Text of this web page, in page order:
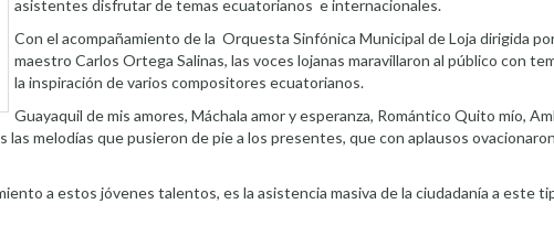
asistentes disfrutar de temas ecuatorianos e internacionales.
Con el acompañamiento de la Orquesta Sinfónica Municipal de Loja dirigida
maestro Carlos Ortega Salinas, las voces lojanas maravillaron al público con
la inspiración de varios compositores ecuatorianos.
Guayaquil de mis amores, Máchala amor y esperanza, Romántico Quito mío,
melodías que pusieron de pie a los presentes, que con aplausos
a estos jóvenes talentos, es la asistencia masiva de la ciudadanía a este